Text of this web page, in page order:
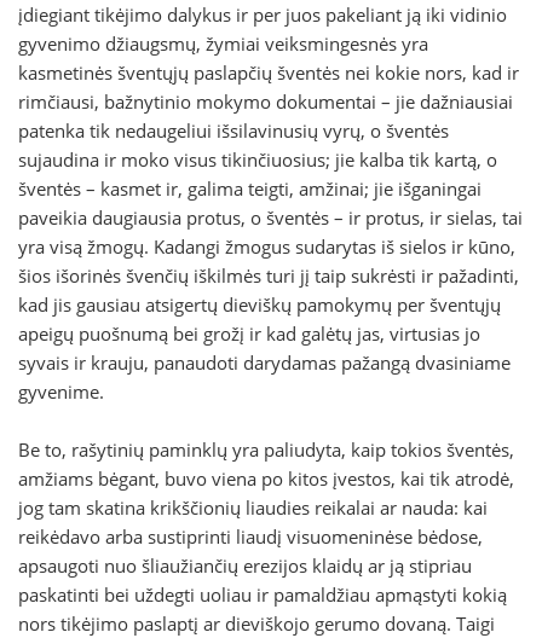
įdiegiant tikėjimo dalykus ir per juos pakeliant ją iki vidinio
gyvenimo džiaugsmų, žymiai veiksmingesnės yra
kasmetinės šventųjų paslapčių šventės nei kokie nors, kad ir
rimčiausi, bažnytinio mokymo dokumentai – jie dažniausiai
patenka tik nedaugeliui išsilavinusių vyrų, o šventės
sujaudina ir moko visus tikinčiuosius; jie kalba tik kartą, o
šventės – kasmet ir, galima teigti, amžinai; jie išganingai
paveikia daugiausia protus, o šventės – ir protus, ir sielas, tai
yra visą žmogų. Kadangi žmogus sudarytas iš sielos ir kūno,
šios išorinės švenčių iškilmės turi jį taip sukrėsti ir pažadinti,
kad jis gausiau atsigertų dieviškų pamokymų per šventųjų
apeigų puošnumą bei grožį ir kad galėtų jas, virtusias jo
syvais ir krauju, panaudoti darydamas pažangą dvasiniame
gyvenime.
Be to, rašytinių paminklų yra paliudyta, kaip tokios šventės,
amžiams bėgant, buvo viena po kitos įvestos, kai tik atrodė,
jog tam skatina krikščionių liaudies reikalai ar nauda: kai
reikėdavo arba sustiprinti liaudį visuomeninėse bėdose,
apsaugoti nuo šliaužiančių erezijos klaidų ar ją stipriau
paskatinti bei uždegti uoliau ir pamaldžiau apmąstyti kokią
nors tikėjimo paslaptį ar dieviškojo gerumo dovaną. Taigi